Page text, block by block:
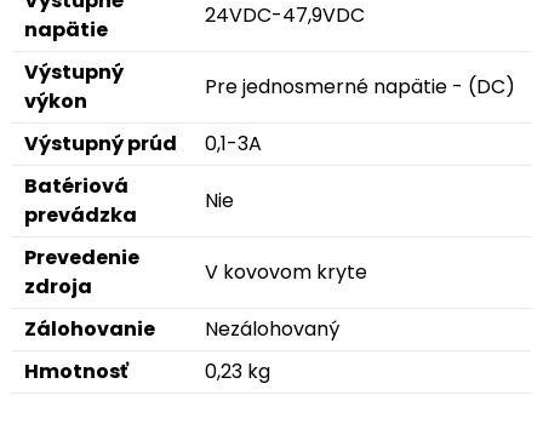
napätie
24VDC-47,9VDC
Výstupný
výkon
Pre jednosmerné napätie - (DC)
Výstupný prúd
0,1-3A
Batériová
prevádzka
Nie
Prevedenie
zdroja
V kovovom kryte
Zálohovanie
Nezálohovaný
Hmotnosť
0,23 kg